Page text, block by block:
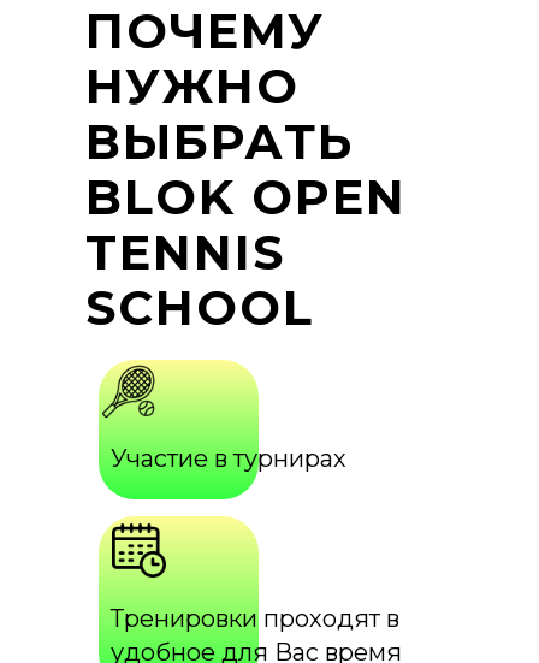
ПОЧЕМУ
НУЖНО
ВЫБРАТЬ
BLOK OPEN
TENNIS
SCHOOL
Участие в турнирах
Тренировки проходят в
удобное для Вас время